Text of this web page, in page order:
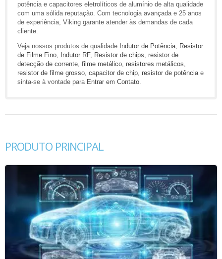
potência e capacitores eletrolíticos de alumínio de alta qualidade
com uma sólida reputação. Com tecnologia avançada e 25 anos
de experiência, Viking garante atender às demandas de cada
cliente.
Veja nossos produtos de qualidade Indutor de Potência, Resistor
de Filme Fino, Indutor RF, Resistor de chips, resistor de
detecção de corrente, filme metálico, resistores metálicos,
resistor de filme grosso, capacitor de chip, resistor de potênciae
sinta-se à vontade para Entrar em Contato.
PRODUTO PRINCIPAL